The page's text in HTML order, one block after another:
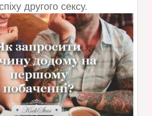
другого сексу.